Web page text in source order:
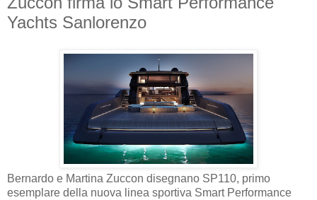
Yachts Sanlorenzo
Bernardo e Martina Zuccon disegnano SP110, primo
esemplare della nuova linea sportiva Smart Performance